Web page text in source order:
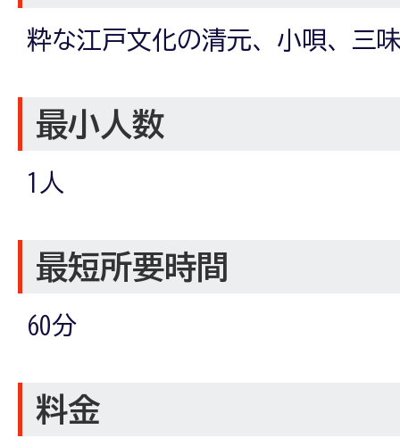
粋な江戸文化の清元、小唄、三
最小人数
1人
最短所要時間
60分
料金